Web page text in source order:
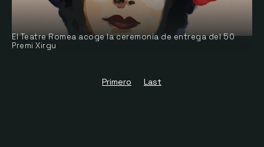
El Teatre Romea acoge la ceremonia de entrega del 50
Premi Xirgu
Primero Last